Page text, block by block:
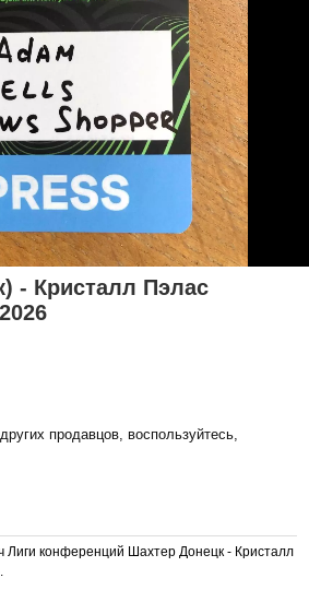
- Кристалл Пэлас
продавцов, воспользуйтесь,
конференций Шахтер Донецк - Кристалл